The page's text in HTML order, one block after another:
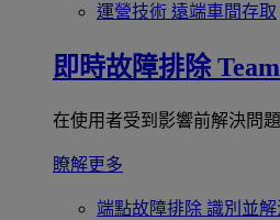
運營技術 遠端車間存取
即時故障排除
在使用者受到影響前解決問題
瞭解更多
端點故障排除 識別並